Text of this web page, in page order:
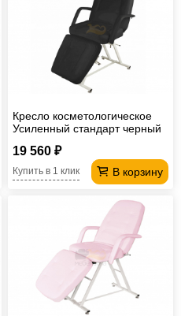
Кресло косметологическое
Усиленный стандарт черный
19 560 ₽
В корзину
Купить в 1 клик